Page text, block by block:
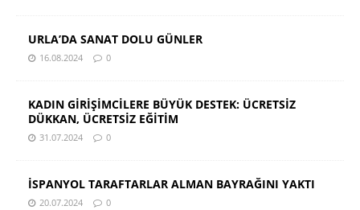
URLA’DA SANAT DOLU GÜNLER
16.08.2024 0
KADIN GİRİŞİMCİLERE BÜYÜK DESTEK: ÜCRETSİZ
DÜKKAN, ÜCRETSİZ EĞİTİM
31.07.2024 0
İSPANYOL TARAFTARLAR ALMAN BAYRAĞINI YAKTI
20.07.2024 0